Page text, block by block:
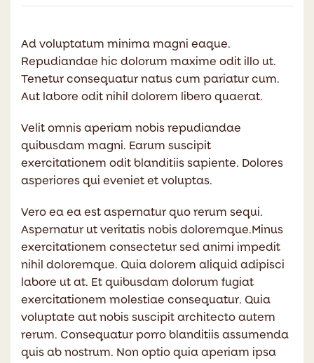
Ad voluptatum minima magni eaque.
Repudiandae hic dolorum maxime odit illo ut.
Tenetur consequatur natus cum pariatur cum.
Aut labore odit nihil dolorem libero quaerat.
Velit omnis aperiam nobis repudiandae
quibusdam magni. Earum suscipit
exercitationem odit blanditiis sapiente. Dolores
asperiores qui eveniet et voluptas.
Vero ea ea est aspernatur quo rerum sequi.
Aspernatur ut veritatis nobis doloremque.Minus
exercitationem consectetur sed animi impedit
nihil doloremque. Quia dolorem aliquid adipisci
labore ut at. Et quibusdam dolorum fugiat
exercitationem molestiae consequatur. Quia
voluptate aut nobis suscipit architecto autem
rerum. Consequatur porro blanditiis assumenda
quis ab nostrum. Non optio quia aperiam ipsa